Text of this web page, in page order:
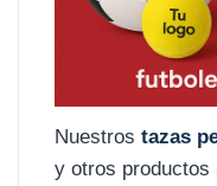
Nuestros tazas
y otros productos